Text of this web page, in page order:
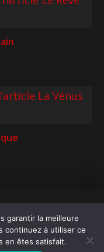
garantir la meilleure
continuez à utiliser ce
en êtes satisfait.